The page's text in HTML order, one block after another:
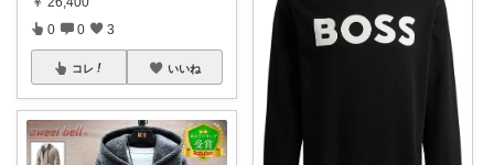
0 0 3
コレ いいね